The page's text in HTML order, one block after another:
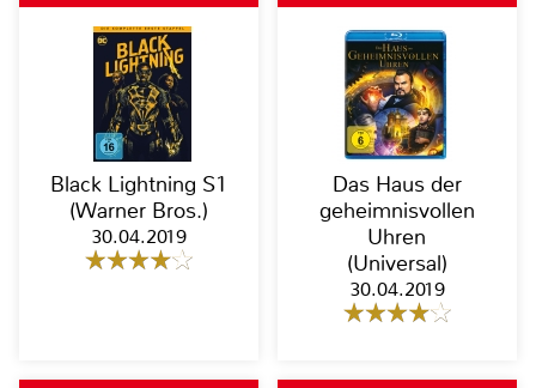
Black Lightning S1
(Warner Bros.)
30.04.2019
Das Haus der
geheimnisvollen
Uhren
(Universal)
30.04.2019